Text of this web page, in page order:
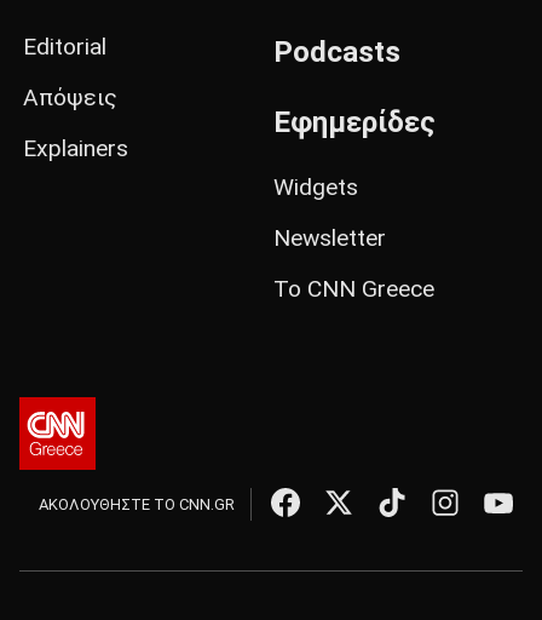
Editorial
Απόψεις
Explainers
Podcasts
Εφημερίδες
Widgets
Newsletter
Το CNN Greece
ΑΚΟΛΟΥΘΗΣΤΕ ΤΟ CNN.GR